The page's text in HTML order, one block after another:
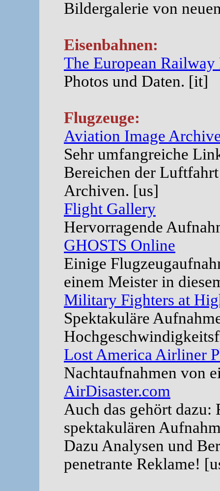
Bildergalerie von
Eisenbahnen:
The European
Photos und Daten. [it]
Flugzeuge:
Aviation Image
Sehr umfangreiche
Bereichen der
Archiven. [us]
Flight Gallery
Hervorragende
GHOSTS Online
Einige
einem Meister in
Military Fighters at
Spektakuläre
Lost America Airliner
Nachtaufnahmen von
AirDisaster.com
Auch das gehört dazu:
spektakulären
Dazu Analysen und
penetrante Reklame!